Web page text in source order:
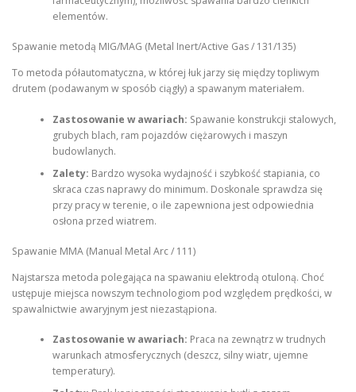
elementów.
Spawanie metodą MIG/MAG (Metal Inert/Active Gas / 131/135)
To metoda półautomatyczna, w której łuk jarzy się między topliwym
drutem (podawanym w sposób ciągły) a spawanym materiałem.
Zastosowanie w awariach: Spawanie konstrukcji stalowych,
grubych blach, ram pojazdów ciężarowych i maszyn
budowlanych.
Zalety: Bardzo wysoka wydajność i szybkość stapiania, co
skraca czas naprawy do minimum. Doskonale sprawdza się
przy pracy w terenie, o ile zapewniona jest odpowiednia
osłona przed wiatrem.
Spawanie MMA (Manual Metal Arc / 111)
Najstarsza metoda polegająca na spawaniu elektrodą otuloną. Choć
ustępuje miejsca nowszym technologiom pod względem prędkości, w
spawalnictwie awaryjnym jest niezastąpiona.
Zastosowanie w awariach: Praca na zewnątrz w trudnych
warunkach atmosferycznych (deszcz, silny wiatr, ujemne
temperatury).